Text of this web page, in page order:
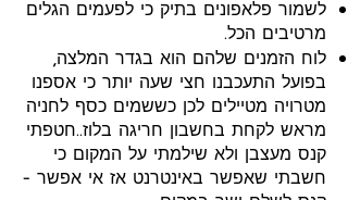
לשמור פלאפונים בתיק כי לפעמים הגלים
מרטיבים הכל.
לוח הזמנים שלהם הוא בגדר המלצה,
בפועל התעכבנו חצי שעה יותר כי אספנו
מטרויה מטיילים לכן כששמים כסף לחניה
מראש לקחת בחשבון חריגה בלוז..חטפתי
קנס מעצבן ולא שילמתי על המקום כי
חשבתי שאפשר באינטרנט אז אי אפשר -